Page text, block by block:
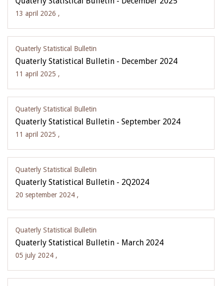
13 april 2026 ,
Quaterly Statistical Bulletin
Quaterly Statistical Bulletin - December 2024
11 april 2025 ,
Quaterly Statistical Bulletin
Quaterly Statistical Bulletin - September 2024
11 april 2025 ,
Quaterly Statistical Bulletin
Quaterly Statistical Bulletin - 2Q2024
20 september 2024 ,
Quaterly Statistical Bulletin
Quaterly Statistical Bulletin - March 2024
05 july 2024 ,